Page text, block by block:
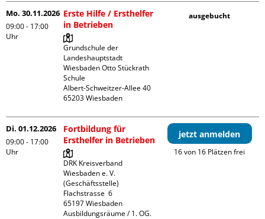
Mo. 30.11.2026
09:00 - 17:00
Uhr
Erste Hilfe / Ersthelfer
in Betrieben
Grundschule der
Landeshauptstadt
Wiesbaden Otto Stückrath
Schule
Albert-Schweitzer-Allee 40
ausgebucht
Di. 01.12.2026
09:00 - 17:00
Uhr
Fortbildung für
Ersthelfer in Betrieben
DRK Kreisverband
Wiesbaden e. V.
(Geschäftsstelle)
Flachstrasse  6
65197 Wiesbaden
Ausbildungsräume / 1. OG.
jetzt anmelden
16 von 16 Plätzen frei